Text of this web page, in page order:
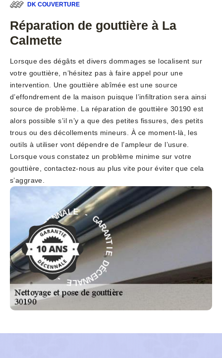
DK COUVERTURE
Réparation de gouttière à La
Calmette
Lorsque des dégâts et divers dommages se localisent sur
votre gouttière, n’hésitez pas à faire appel pour une
intervention. Une gouttière abîmée est une source
d’effondrement de la maison puisque l’infiltration sera ainsi
source de problème. La réparation de gouttière 30190 est
alors possible s’il n’y a que des petites fissures, des petits
trous ou des décollements mineurs. À ce moment-là, les
outils à utiliser vont dépendre de l’ampleur de l’usure.
Lorsque vous constatez un problème minime sur votre
gouttière, contactez-nous au plus vite pour éviter que cela
s’aggrave.
G
A
R
A
N
T
I
E
D
É
C
E
N
N
ALE - GARAN
T
I
E
D
É
C
E
N
N
A
L
E
-